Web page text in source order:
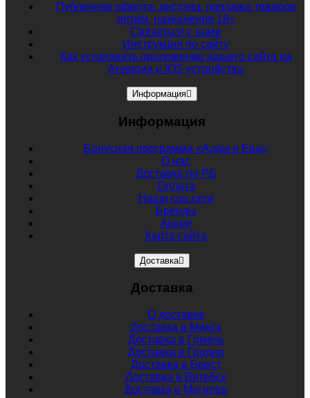
Публичная оферта: дистанц. продажа товаров
интим. назначения 18+
Связаться с нами
Инструкция по сайту
Как установить приложение нашего сайта на
Андроид и IOS устройства
Информация
Информация
Бонусная программа «Адам и Ева»
О нас
Доставка по РБ
Оплата
Наши соц.сети
Бренды
Акции
Карта сайта
Доставка
Доставка
О доставке
Доставка в Минск
Доставка в Гомель
Доставка в Гродно
Доставка в Брест
Доставка в Витебск
Доставка в Могилев